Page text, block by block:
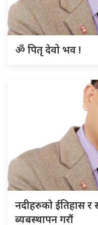
ॐ पितृ देवो भव !
नदीहरुकाे ईतिहास र
ब्यबस्थापन गराैं